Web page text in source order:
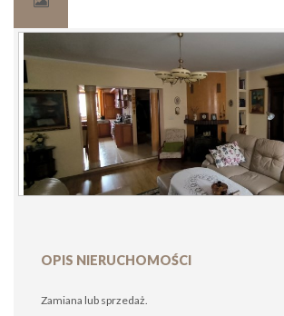
OPIS NIERUCHOMOŚCI
Zamiana lub sprzedaż.